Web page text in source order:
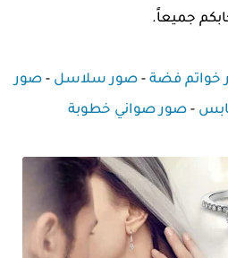
جميعاً.
خواتم فضة - صور سلاسل -صور
-صور صواني خطوبة